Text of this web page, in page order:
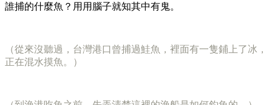
誰捕的什麼魚？用用腦子就知其中有鬼。
（從來沒聽過，台灣港口曾捕過鮭魚，裡面有一隻鋪上了冰，
正在混水摸魚。）